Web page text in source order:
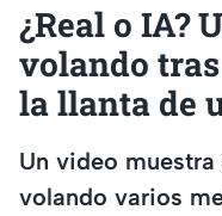
¿Real o IA?
volando
la llanta de
Un video
volando varios